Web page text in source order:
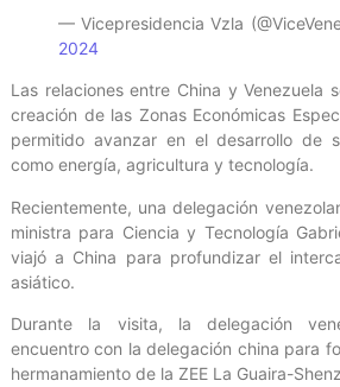
— Vicepresidencia Vzla
2024
Las relaciones entre China y Venezuela
creación de las Zonas Económicas
permitido avanzar en el desarrollo de
como energía, agricultura y tecnología.
Recientemente, una delegación
ministra para Ciencia y Tecnología
viajó a China para profundizar el
asiático.
Durante la visita, la delegación
encuentro con la delegación china para
hermanamiento de la ZEE La Guaira-